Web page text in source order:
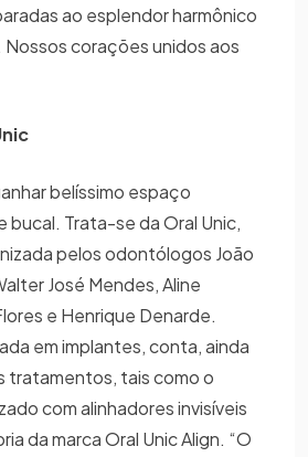
ao esplendor harmônico
Nossos corações unidos aos
belíssimo espaço
bucal. Trata-se da Oral Unic,
pelos odontólogos João
José Mendes, Aline
e Henrique Denarde.
em implantes, conta, ainda
tratamentos, tais como o
com alinhadores invisíveis
da marca Oral Unic Align. “O